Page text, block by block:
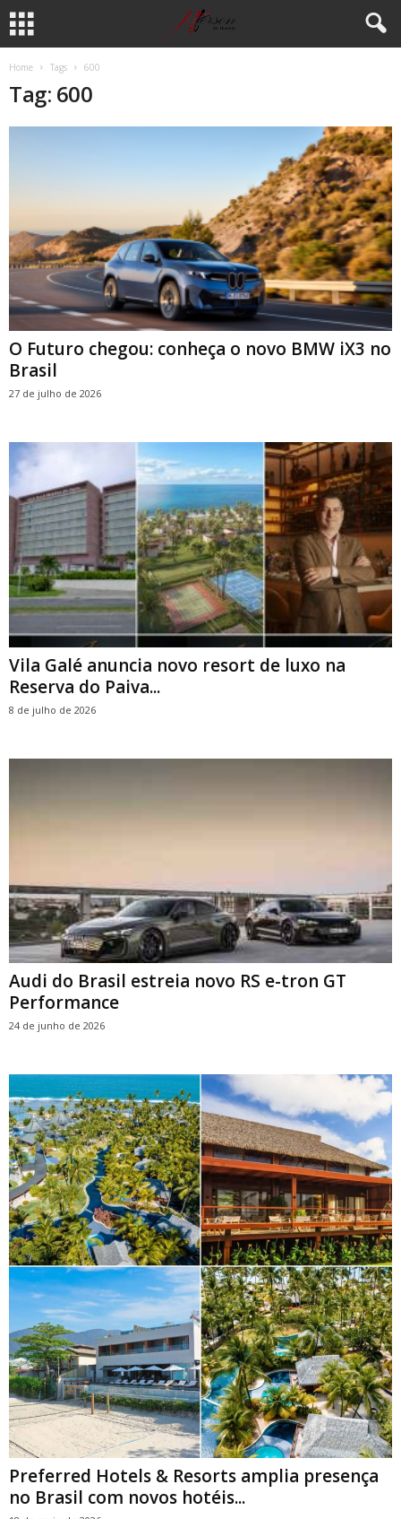
Home Tags 600
Tag: 600
O Futuro chegou: conheça o novo BMW iX3 no
Brasil
27 de julho de 2026
Vila Galé anuncia novo resort de luxo na
Reserva do Paiva...
8 de julho de 2026
Audi do Brasil estreia novo RS e-tron GT
Performance
24 de junho de 2026
Preferred Hotels & Resorts amplia presença
no Brasil com novos hotéis...